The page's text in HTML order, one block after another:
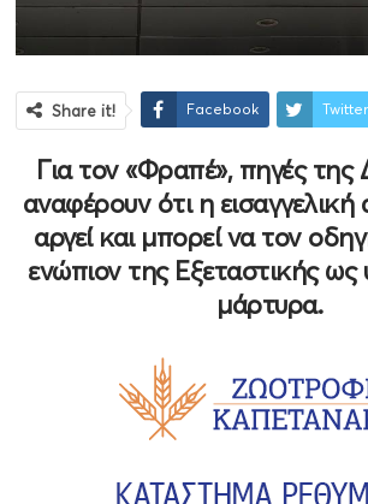
Share it! Facebook Twitter
Για τον «Φραπέ», πηγές της
αναφέρουν ότι η
αργεί και μπορεί να τον
ενώπιον της Εξεταστικής ως
μάρτυρα.